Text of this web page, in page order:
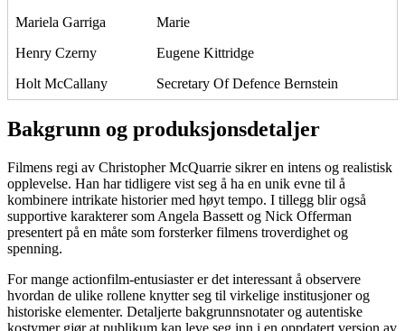
Mariela Garriga
Marie
Henry Czerny
Eugene Kittridge
Holt McCallany
Secretary Of Defence Bernstein
Bakgrunn og produksjonsdetaljer
Filmens regi av Christopher McQuarrie sikrer en intens og realistisk
opplevelse. Han har tidligere vist seg å ha en unik evne til å
kombinere intrikate historier med høyt tempo. I tillegg blir også
supportive karakterer som Angela Bassett og Nick Offerman
presentert på en måte som forsterker filmens troverdighet og
spenning.
For mange actionfilm-entusiaster er det interessant å observere
hvordan de ulike rollene knytter seg til virkelige institusjoner og
historiske elementer. Detaljerte bakgrunnsnotater og autentiske